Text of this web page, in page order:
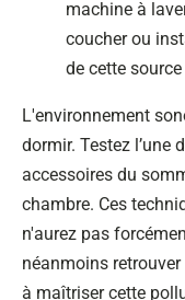
machine à
coucher ou
de cette
L'environnement
dormir. Testez l’une
accessoires du
chambre. Ces
n'aurez pas
néanmoins
à maîtriser cette